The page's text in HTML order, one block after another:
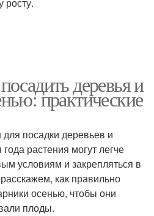
росту.
деревья и
практические
посадки деревьев и
растения могут легче
условиям и закрепляться в
как правильно
осенью, чтобы они
плоды.